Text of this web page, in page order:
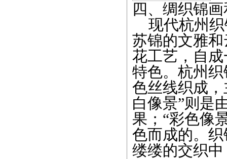
四、 绸织锦画
现代杭州织
苏锦的文雅
花工艺，自
特色。杭州
色丝线织成，
白像景”则是
果；“彩色像
色而成的。
缕缕的交织